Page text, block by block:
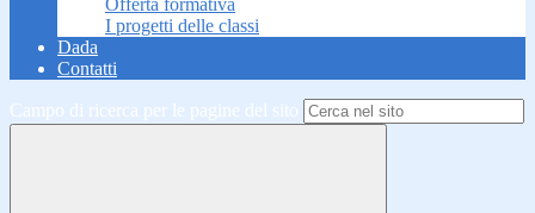
Offerta formativa
I progetti delle classi
Dada
Contatti
Campo di ricerca per le pagine del sito